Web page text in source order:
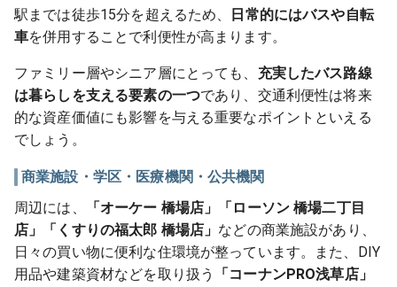
駅までは徒歩15分を超えるため、
日常的にはバスや自転
車を併用することで利便性が高まります。
ファミリー層やシニア層にとっても、 充実したバス路線
は暮らしを支える要素の一つであり、交通利便性は将来
的な資産価値にも影響を与える重要なポイントといえる
でしょう。
商業施設・学区・医療機関・公共機関
周辺には、
「オーケー 橋場店」「ローソン 橋場二丁目
店」「くすりの福太郎 橋場店」 などの商業施設があり、
日々の買い物に便利な住環境が整っています。また、DIY
用品や建築資材などを取り扱う
「コーナンPRO浅草店」